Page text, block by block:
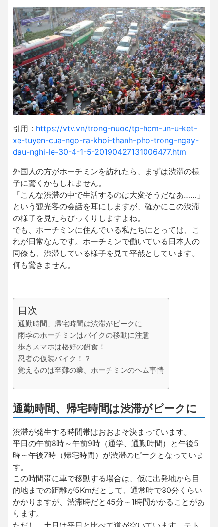
引用： https://vtv.vn/trong-nuoc/tp-hcm-un-u-ket-
xe-tuyen-cua-ngo-ra-khoi-thanh-pho-trong-ngay-
dau-nghi-le-30-4-1-5-20190427131006477.htm
外国人の方がホーチミンを訪れたら、まずは渋滞の様
子に驚くかもしれません。
「こんな渋滞の中で生活するのは大変そうだなあ……」
という観光客の会話を耳にしますが、確かにこの渋滞
の様子を見たらびっくりしますよね。
でも、ホーチミンに住んでいる私たちにとっては、こ
れが日常なんです。ホーチミンで働いている日本人の
同僚も、渋滞している様子を見て平然としています。
何も驚きません。
目次
通勤時間、帰宅時間は渋滞がピークに
雨季のホーチミンはバイクの移動に注意
歩きスマホは格好の餌食！
忍者の仮装バイク！？
覚えるのは至難の業。ホーチミンのヘム事情
通勤時間、帰宅時間は渋滞がピークに
渋滞が発生する時間帯はおおよそ決まっています。
平日の午前8時～午前9時（通学、通勤時間）と午後5
時～午後7時（帰宅時間）が渋滞のピークとなっていま
す。
この時間帯に車で移動する場合は、仮に出発地から目
的地までの距離が5Kmだとして、通常時で30分くらい
かかりますが、渋滞時だと45分～1時間かかることがあ
ります。